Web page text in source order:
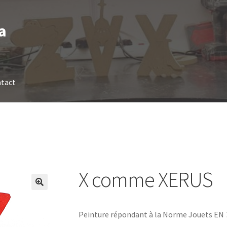
X comme XERUS
Peinture répondant à la Norme Jouets EN